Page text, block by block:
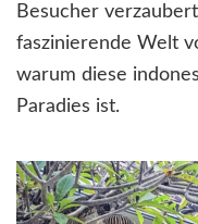
Besucher
faszinierende Welt
warum diese
Paradies ist.